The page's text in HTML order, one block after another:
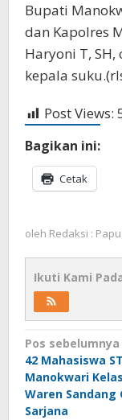
Bupati
dan Kapolres
Haryoni T,
kepala
Post Views:
Bagikan ini:
Cetak
oleh Redaksi :
Ikuti Kami
Navigasi
pos
Pos sebelumnya
42 Mahasiswa
Manokwari
Waren Sandang
Sarjana